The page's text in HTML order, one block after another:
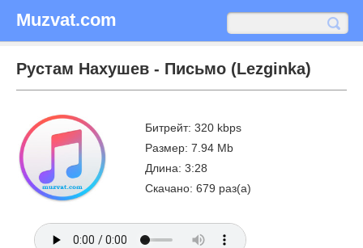
Muzvat.com
Рустам Нахушев - Письмо (Lezginka)
Битрейт: 320 kbps
Размер: 7.94 Mb
Длина: 3:28
Скачано: 679 раз(а)